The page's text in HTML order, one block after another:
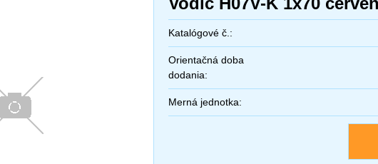
Katalógové č.:
Orientačná doba
dodania:
Merná jednotka: